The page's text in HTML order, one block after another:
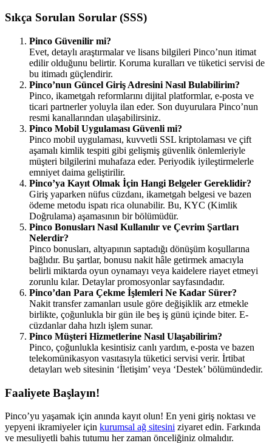
Sıkça Sorulan Sorular (SSS)
Pinco Güvenilir mi?
Evet, detaylı araştırmalar ve lisans bilgileri Pinco’nun itimat
edilir olduğunu belirtir. Koruma kuralları ve tüketici servisi de
bu itimadı güçlendirir.
Pinco’nun Güncel Giriş Adresini Nasıl Bulabilirim?
Pinco, ikametgah reformlarını dijital platformlar, e-posta ve
ticari partnerler yoluyla ilan eder. Son duyurulara Pinco’nun
resmi kanallarından ulaşabilirsiniz.
Pinco Mobil Uygulaması Güvenli mi?
Pinco mobil uygulaması, kuvvetli SSL kriptolaması ve çift
aşamalı kimlik tespiti gibi gelişmiş güvenlik önlemleriyle
müşteri bilgilerini muhafaza eder. Periyodik iyileştirmelerle
emniyet daima geliştirilir.
Pinco’ya Kayıt Olmak İçin Hangi Belgeler Gereklidir?
Giriş yaparken nüfus cüzdanı, ikametgah belgesi ve bazen
ödeme metodu ispatı rica olunabilir. Bu, KYC (Kimlik
Doğrulama) aşamasının bir bölümüdür.
Pinco Bonusları Nasıl Kullanılır ve Çevrim Şartları
Nelerdir?
Pinco bonusları, altyapının saptadığı dönüşüm koşullarına
bağlıdır. Bu şartlar, bonusu nakit hâle getirmek amacıyla
belirli miktarda oyun oynamayı veya kaidelere riayet etmeyi
zorunlu kılar. Detaylar promosyonlar sayfasındadır.
Pinco’dan Para Çekme İşlemleri Ne Kadar Sürer?
Nakit transfer zamanları usule göre değişiklik arz etmekle
birlikte, çoğunlukla bir gün ile beş iş günü içinde biter. E-
cüzdanlar daha hızlı işlem sunar.
Pinco Müşteri Hizmetlerine Nasıl Ulaşabilirim?
Pinco, çoğunlukla kesintisiz canlı yardım, e-posta ve bazen
telekomünikasyon vasıtasıyla tüketici servisi verir. İrtibat
detayları web sitesinin ‘İletişim’ veya ‘Destek’ bölümündedir.
Faaliyete Başlayın!
Pinco’yu yaşamak için anında kayıt olun! En yeni giriş noktası ve
yepyeni ikramiyeler için kurumsal ağ sitesini ziyaret edin. Farkında
ve mesuliyetli bahis tutumu her zaman önceliğiniz olmalıdır.